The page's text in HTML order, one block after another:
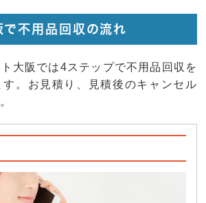
で不用品回収の流れ
大阪では4ステップで不用品回収を
す。お見積り、見積後のキャンセル